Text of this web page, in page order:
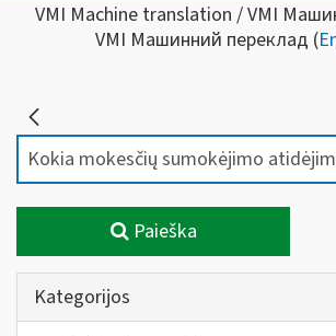
VMI Machine translation / VMI
VMI Машинний переклад (
Paieška
Kategorijos